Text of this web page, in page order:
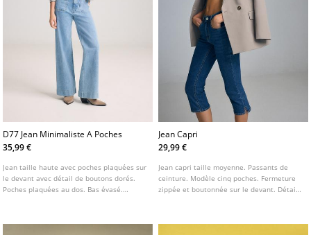
D77 Jean Minimaliste A Poches
35,99 €
Jean taille haute avec poches plaquées sur
le devant avec détail de boutons dorés.
Poches plaquées au dos. Bas évasé.
Jean Capri
29,99 €
Jean capri taille moyenne. Passants de
ceinture. Modèle cinq poches. Fermeture
zippée et boutonnée sur le devant. Détail